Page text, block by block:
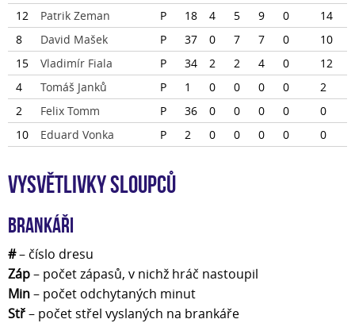
12
Patrik Zeman P 18 4 5 9 0
14
8
David Mašek P 37 0 7 7 0
10
15
Vladimír Fiala P 34 2 2 4 0
12
4
Tomáš Janků P 1 0 0 0 0
2
2
Felix Tomm P 36 0 0 0 0
0
10
Eduard Vonka P 2 0 0 0 0 0
Vysvětlivky sloupců
Brankáři
#– číslo dresu
Záp– počet zápasů, v nichž hráč nastoupil
Min– počet odchytaných minut
Stř– počet střel vyslaných na brankáře